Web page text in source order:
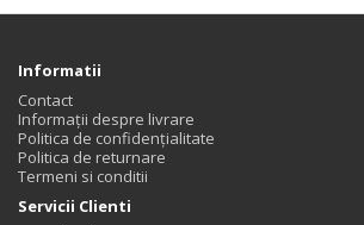
Informatii
Contact
Informații despre livrare
Politica de confidențialitate
Politica de returnare
Termeni si conditii
Servicii Clienti